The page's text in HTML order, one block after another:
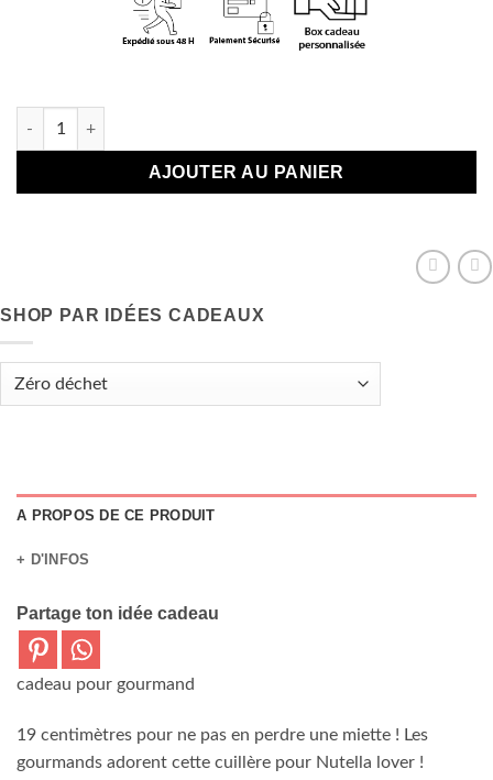
AJOUTER AU PANIER
SHOP PAR IDÉES CADEAUX
A PROPOS DE CE PRODUIT
+ D'INFOS
Partage ton idée cadeau
cadeau pour gourmand
19 centimètres pour ne pas en perdre une miette ! Les
gourmands adorent cette cuillère pour Nutella lover !